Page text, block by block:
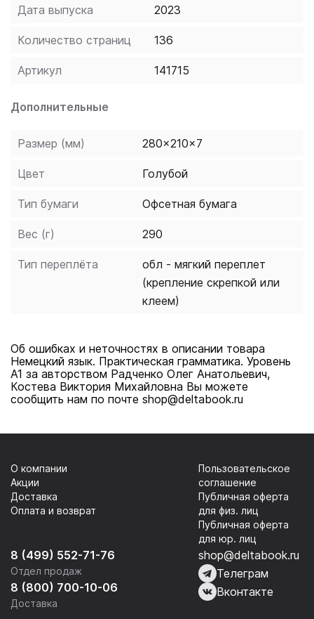
представлен в форме тренировки для
качественного закрепления изученного
грамматического материала. Пособие служит
дополнением к любой из линий УМК, а также
немецкого языка. Упражнения могут быть
заданий и для самостоятельной работы.
Дата выпуска 2023
Количество страниц 136
Артикул 141715
Дополнительные
Размер (мм) 280x210x7
Цвет Голубой
Тип бумаги Офсетная бумага
Вес (г) 290
Тип переплёта
обл - мягкий переплет
(крепление скрепкой или
клеем)
Об ошибках и неточностях в описании товара
Немецкий язык. Практическая грамматика. Уровень
А1 за авторством Радченко Олег Анатольевич,
Костева Виктория Михайловна Вы можете
сообщить нам по почте shop@deltabook.ru
8 (499) 552-71-76
Отдел продаж
8 (800) 700-10-06
Доставка
О компании
Акции
Доставка
Оплата и возврат
Пользовательское
соглашение
Публичная оферта
для физ. лиц
Публичная оферта
для юр. лиц
shop@deltabook.ru
Телеграм
Вконтакте